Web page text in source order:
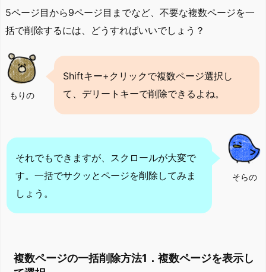
5ページ目から9ページ目までなど、不要な複数ページを一
括で削除するには、どうすればいいでしょう？
もりの
Shiftキー+クリックで複数ページ選択し
て、デリートキーで削除できるよね。
そらの
それでもできますが、スクロールが大変で
す。一括でサクッとページを削除してみま
しょう。
複数ページの一括削除方法1．複数ページを表示し